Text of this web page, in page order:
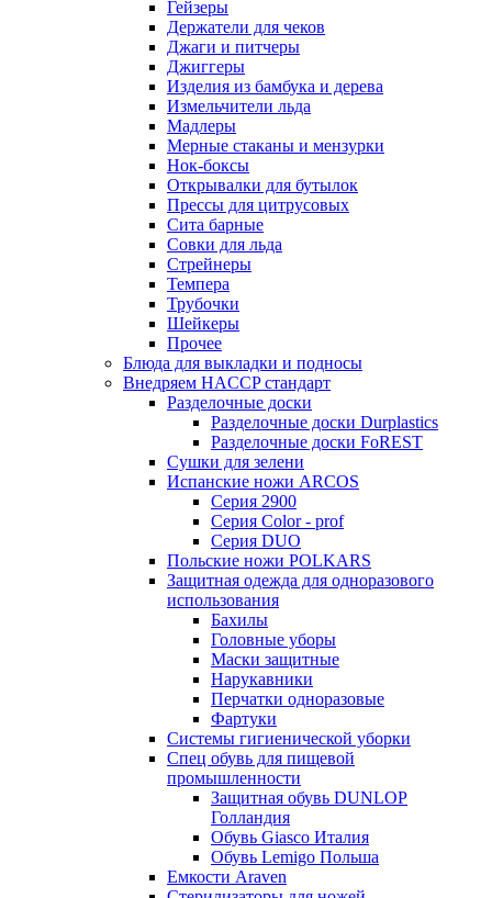
Гейзеры
Держатели для чеков
Джаги и питчеры
Джиггеры
Изделия из бамбука и дерева
Измельчители льда
Мадлеры
Мерные стаканы и мензурки
Нок-боксы
Открывалки для бутылок
Прессы для цитрусовых
Сита барные
Совки для льда
Стрейнеры
Темпера
Трубочки
Шейкеры
Прочее
Блюда для выкладки и подносы
Внедряем HACCP стандарт
Разделочные доски
Разделочные доски Durplastics
Разделочные доски FoREST
Сушки для зелени
Испанские ножи ARCOS
Серия 2900
Серия Color - prof
Серия DUO
Польские ножи POLKARS
Защитная одежда для одноразового
использования
Бахилы
Головные уборы
Маски защитные
Нарукавники
Перчатки одноразовые
Фартуки
Системы гигиенической уборки
Спец обувь для пищевой
промышленности
Защитная обувь DUNLOP
Голландия
Обувь Giasco Италия
Обувь Lemigo Польша
Емкости Araven